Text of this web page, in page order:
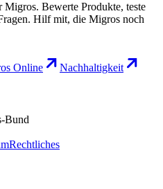
Bewerte Produkte, teste
Hilf mit, die Migros noch
Online
Nachhaltigkeit
Bund
Rechtliches